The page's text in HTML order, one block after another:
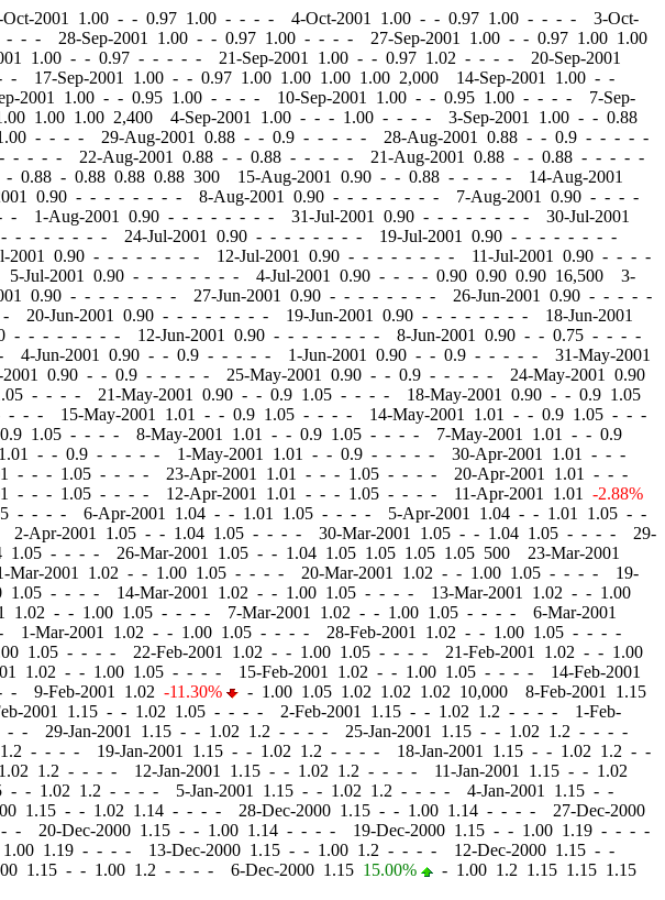
2001 1.00 - - 0.97 1.00 - - - - 4-Oct-2001 1.00 - - 0.97 1.00 - - - - 3-Oct-
- - - 28-Sep-2001 1.00 - - 0.97 1.00 - - - - 27-Sep-2001 1.00 - - 0.97 1.00 1.00
1.00 - - 0.97 - - - - - 21-Sep-2001 1.00 - - 0.97 1.02 - - - - 20-Sep-2001
17-Sep-2001 1.00 - - 0.97 1.00 1.00 1.00 1.00 2,000 14-Sep-2001 1.00 - -
2001 1.00 - - 0.95 1.00 - - - - 10-Sep-2001 1.00 - - 0.95 1.00 - - - - 7-Sep-
1.00 1.00 2,400 4-Sep-2001 1.00 - - - 1.00 - - - - 3-Sep-2001 1.00 - - 0.88
- - - - 29-Aug-2001 0.88 - - 0.9 - - - - - 28-Aug-2001 0.88 - - 0.9 - - - - -
- - - - 22-Aug-2001 0.88 - - 0.88 - - - - - 21-Aug-2001 0.88 - - 0.88 - - - - -
- 0.88 - 0.88 0.88 0.88 300 15-Aug-2001 0.90 - - 0.88 - - - - - 14-Aug-2001
0.90 - - - - - - - - 8-Aug-2001 0.90 - - - - - - - - 7-Aug-2001 0.90 - - - -
1-Aug-2001 0.90 - - - - - - - - 31-Jul-2001 0.90 - - - - - - - - 30-Jul-2001
- - - - - - - - 24-Jul-2001 0.90 - - - - - - - - 19-Jul-2001 0.90 - - - - - - - -
0.90 - - - - - - - - 12-Jul-2001 0.90 - - - - - - - - 11-Jul-2001 0.90 - - - -
Jul-2001 0.90 - - - - - - - - 4-Jul-2001 0.90 - - - - 0.90 0.90 0.90 16,500 3-
0.90 - - - - - - - - 27-Jun-2001 0.90 - - - - - - - - 26-Jun-2001 0.90 - - - - -
Jun-2001 0.90 - - - - - - - - 19-Jun-2001 0.90 - - - - - - - - 18-Jun-2001
- - - - - - - - 12-Jun-2001 0.90 - - - - - - - - 8-Jun-2001 0.90 - - 0.75 - - - -
Jun-2001 0.90 - - 0.9 - - - - - 1-Jun-2001 0.90 - - 0.9 - - - - - 31-May-2001
0.90 - - 0.9 - - - - - 25-May-2001 0.90 - - 0.9 - - - - - 24-May-2001 0.90
- - - - 21-May-2001 0.90 - - 0.9 1.05 - - - - 18-May-2001 0.90 - - 0.9 1.05
- - - 15-May-2001 1.01 - - 0.9 1.05 - - - - 14-May-2001 1.01 - - 0.9 1.05 - - -
0.9 1.05 - - - - 8-May-2001 1.01 - - 0.9 1.05 - - - - 7-May-2001 1.01 - - 0.9
- - 0.9 - - - - - 1-May-2001 1.01 - - 0.9 - - - - - 30-Apr-2001 1.01 - - -
- - - 1.05 - - - - 23-Apr-2001 1.01 - - - 1.05 - - - - 20-Apr-2001 1.01 - - -
- - - 1.05 - - - - 12-Apr-2001 1.01 - - - 1.05 - - - - 11-Apr-2001 1.01 -2.88%
- - - - 6-Apr-2001 1.04 - - 1.01 1.05 - - - - 5-Apr-2001 1.04 - - 1.01 1.05 - -
2-Apr-2001 1.05 - - 1.04 1.05 - - - - 30-Mar-2001 1.05 - - 1.04 1.05 - - - - 29-
1.05 - - - - 26-Mar-2001 1.05 - - 1.04 1.05 1.05 1.05 1.05 500 23-Mar-2001
2001 1.02 - - 1.00 1.05 - - - - 20-Mar-2001 1.02 - - 1.00 1.05 - - - - 19-
1.05 - - - - 14-Mar-2001 1.02 - - 1.00 1.05 - - - - 13-Mar-2001 1.02 - - 1.00
1.02 - - 1.00 1.05 - - - - 7-Mar-2001 1.02 - - 1.00 1.05 - - - - 6-Mar-2001
Mar-2001 1.02 - - 1.00 1.05 - - - - 28-Feb-2001 1.02 - - 1.00 1.05 - - - -
1.05 - - - - 22-Feb-2001 1.02 - - 1.00 1.05 - - - - 21-Feb-2001 1.02 - - 1.00
1.02 - - 1.00 1.05 - - - - 15-Feb-2001 1.02 - - 1.00 1.05 - - - - 14-Feb-2001
- 9-Feb-2001 1.02 -11.30% - 1.00 1.05 1.02 1.02 1.02 10,000 8-Feb-2001 1.15
2001 1.15 - - 1.02 1.05 - - - - 2-Feb-2001 1.15 - - 1.02 1.2 - - - - 1-Feb-
- 29-Jan-2001 1.15 - - 1.02 1.2 - - - - 25-Jan-2001 1.15 - - 1.02 1.2 - - - -
- - - - 19-Jan-2001 1.15 - - 1.02 1.2 - - - - 18-Jan-2001 1.15 - - 1.02 1.2 - -
1.2 - - - - 12-Jan-2001 1.15 - - 1.02 1.2 - - - - 11-Jan-2001 1.15 - - 1.02
- - 1.02 1.2 - - - - 5-Jan-2001 1.15 - - 1.02 1.2 - - - - 4-Jan-2001 1.15 - -
1.15 - - 1.02 1.14 - - - - 28-Dec-2000 1.15 - - 1.00 1.14 - - - - 27-Dec-2000
- 20-Dec-2000 1.15 - - 1.00 1.14 - - - - 19-Dec-2000 1.15 - - 1.00 1.19 - - - -
1.00 1.19 - - - - 13-Dec-2000 1.15 - - 1.00 1.2 - - - - 12-Dec-2000 1.15 - -
1.15 - - 1.00 1.2 - - - - 6-Dec-2000 1.15 15.00% - 1.00 1.2 1.15 1.15 1.15